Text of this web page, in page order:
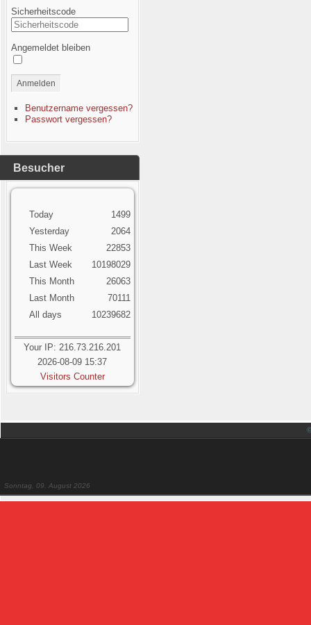
Sicherheitscode
Angemeldet bleiben
Anmelden
Benutzername vergessen?
Passwort vergessen?
Besucher
Today
Yesterday
This Week
Last Week
This Month
Last Month
All days
1499
2064
22853
10198029
26063
70111
10239682
Your IP: 216.73.216.201
2026-08-09 15:37
Visitors Counter
Sonntag, 09. August 2026